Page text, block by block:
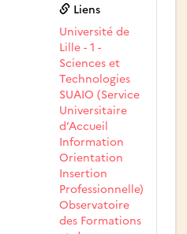
Liens
Université de
Lille - 1 -
Sciences et
Technologies
SUAIO (Service
Universitaire
d’Accueil
Information
Orientation
Insertion
Professionnelle)
Observatoire
des Formations